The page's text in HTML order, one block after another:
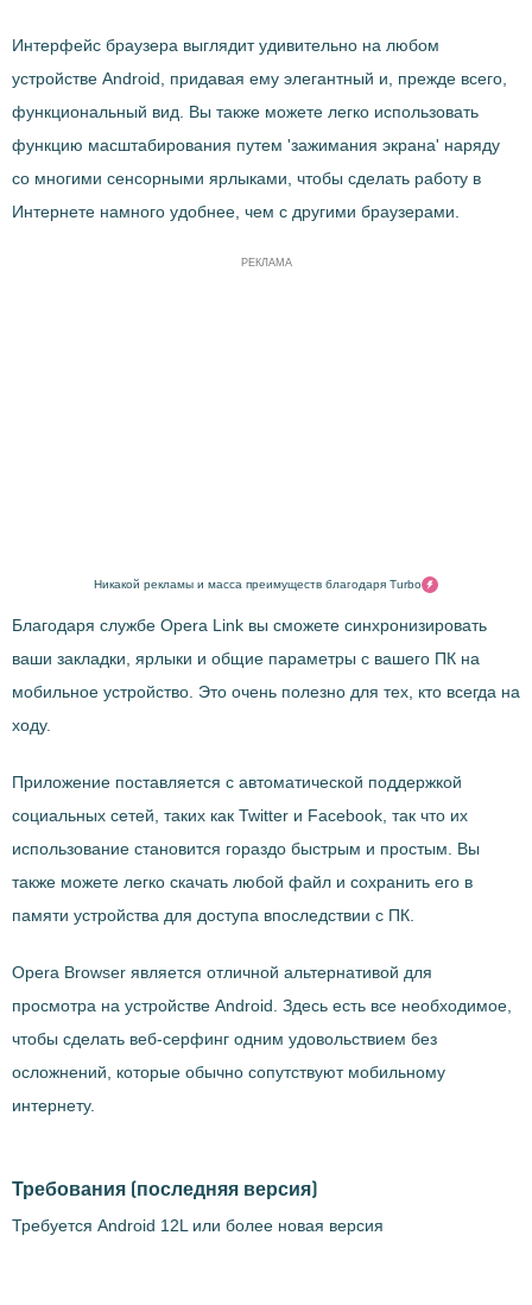
Интерфейс браузера выглядит удивительно на любом
устройстве Android, придавая ему элегантный и, прежде всего,
функциональный вид. Вы также можете легко использовать
функцию масштабирования путем 'зажимания экрана' наряду
со многими сенсорными ярлыками, чтобы сделать работу в
Интернете намного удобнее, чем с другими браузерами.
РЕКЛАМА
Никакой рекламы и масса преимуществ благодаря Turbo
Благодаря службе Opera Link вы сможете синхронизировать
ваши закладки, ярлыки и общие параметры с вашего ПК на
мобильное устройство. Это очень полезно для тех, кто всегда на
ходу.
Приложение поставляется с автоматической поддержкой
социальных сетей, таких как Twitter и Facebook, так что их
использование становится гораздо быстрым и простым. Вы
также можете легко скачать любой файл и сохранить его в
памяти устройства для доступа впоследствии с ПК.
Opera Browser является отличной альтернативой для
просмотра на устройстве Android. Здесь есть все необходимое,
чтобы сделать веб-серфинг одним удовольствием без
осложнений, которые обычно сопутствуют мобильному
интернету.
Требования (последняя версия)
Требуется Android 12L или более новая версия